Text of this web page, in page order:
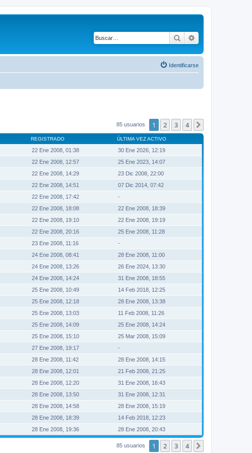
Buscar
Identificarse
85 usuarios 1 2 3 4
REGISTRADO ÚLTIMA VEZ ACTIVO
22 Ene 2008, 01:38
30 Ene 2026, 12:19
22 Ene 2008, 12:57
25 Ene 2023, 14:07
22 Ene 2008, 14:29
23 Dic 2008, 22:00
22 Ene 2008, 14:51
07 Dic 2014, 07:42
22 Ene 2008, 17:42
-
22 Ene 2008, 18:08
22 Ene 2008, 18:39
22 Ene 2008, 19:10
22 Ene 2008, 19:19
22 Ene 2008, 20:16
25 Ene 2008, 11:28
23 Ene 2008, 11:16
-
24 Ene 2008, 08:41
28 Ene 2008, 11:00
24 Ene 2008, 13:26
26 Ene 2024, 13:30
24 Ene 2008, 14:24
31 Ene 2008, 18:55
25 Ene 2008, 10:49
14 Feb 2018, 12:25
25 Ene 2008, 12:18
28 Ene 2008, 13:38
25 Ene 2008, 13:03
11 Feb 2008, 11:26
25 Ene 2008, 14:09
25 Ene 2008, 14:24
25 Ene 2008, 15:10
25 Mar 2008, 15:09
27 Ene 2008, 19:17
-
28 Ene 2008, 11:42
28 Ene 2008, 14:15
28 Ene 2008, 12:01
21 Feb 2008, 21:25
28 Ene 2008, 12:20
31 Ene 2008, 16:43
28 Ene 2008, 13:50
31 Ene 2008, 12:31
28 Ene 2008, 14:58
28 Ene 2008, 15:19
28 Ene 2008, 18:39
14 Feb 2018, 12:23
28 Ene 2008, 19:36 28 Ene 2008, 20:43
85 usuarios 1 2 3 4